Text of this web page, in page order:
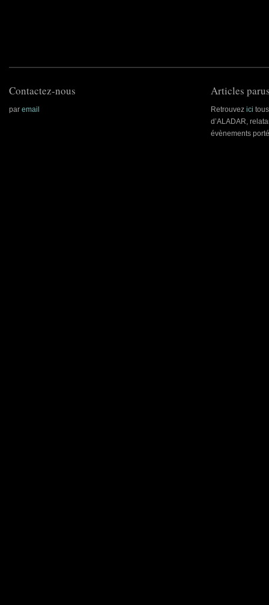
Contactez-nous
par email
Articles
Retrouvez ici
d’ALADAR,
évènements